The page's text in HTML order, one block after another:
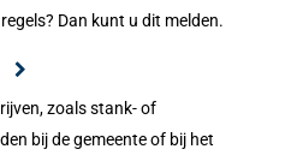
Dan kunt u dit melden.
zoals stank- of
bij de gemeente of bij het